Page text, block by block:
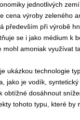
jednotlivých
cena výroby zeleného
především při výrobě
se i jako médium k
mohl amoniak využívat
ukázkou technologie
jako je vodík,
obtížné dosáhnout
tohoto typu, které by